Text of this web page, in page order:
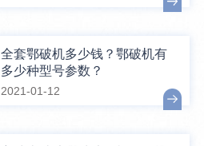
全套鄂破机多少钱？鄂破机有
多少种型号参数？
2021-01-12